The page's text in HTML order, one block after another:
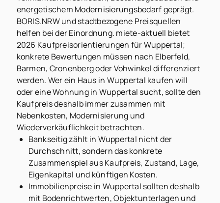
energetischem Modernisierungsbedarf geprägt.
BORIS.NRW und stadtbezogene Preisquellen
helfen bei der Einordnung. miete-aktuell bietet
2026 Kaufpreisorientierungen für Wuppertal;
konkrete Bewertungen müssen nach Elberfeld,
Barmen, Cronenberg oder Vohwinkel differenziert
werden. Wer ein Haus in Wuppertal kaufen will
oder eine Wohnung in Wuppertal sucht, sollte den
Kaufpreis deshalb immer zusammen mit
Nebenkosten, Modernisierung und
Wiederverkäuflichkeit betrachten.
Bankseitig zählt in Wuppertal nicht der
Durchschnitt, sondern das konkrete
Zusammenspiel aus Kaufpreis, Zustand, Lage,
Eigenkapital und künftigen Kosten.
Immobilienpreise in Wuppertal sollten deshalb
mit Bodenrichtwerten, Objektunterlagen und